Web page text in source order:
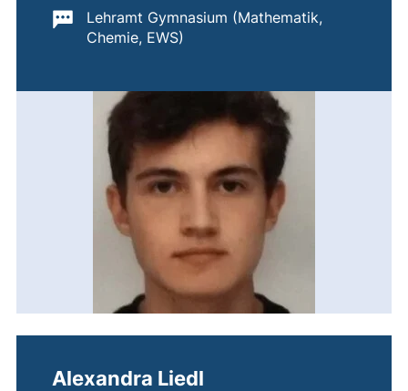
Wichtige Informationen:
Lehramt Gymnasium (Mathematik,
Chemie, EWS)
Alexandra Liedl